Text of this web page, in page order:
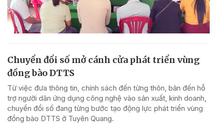
Chuyển đổi số mở cánh cửa phát triển vùng
đồng bào DTTS
Từ việc đưa thông tin, chính sách đến từng thôn, bản đến hỗ
trợ người dân ứng dụng công nghệ vào sản xuất, kinh doanh,
chuyển đổi số đang từng bước tạo động lực phát triển vùng
đồng bào DTTS ở Tuyên Quang.